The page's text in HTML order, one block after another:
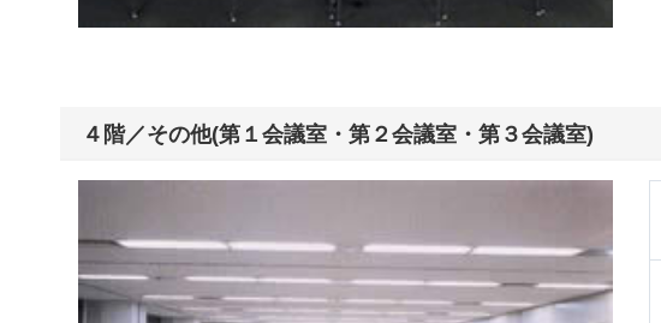
４階／その他(第１会議室・第２会議室・第３会議室)